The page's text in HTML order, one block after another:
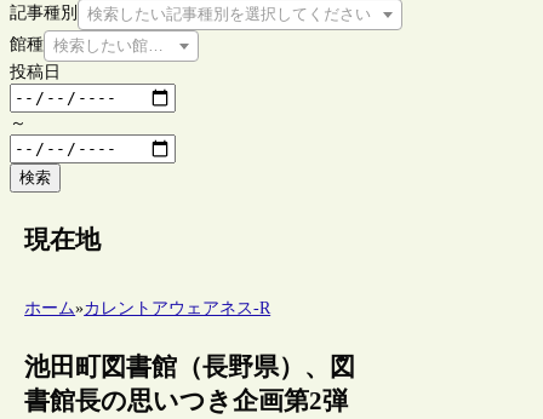
記事種別
検索したい記事種別を選択してください
館種 検索したい館種を選択してください
投稿日
～
検索
現在地
ホーム»カレントアウェアネス-R
池田町図書館（長野県）、図
書館長の思いつき企画第2弾